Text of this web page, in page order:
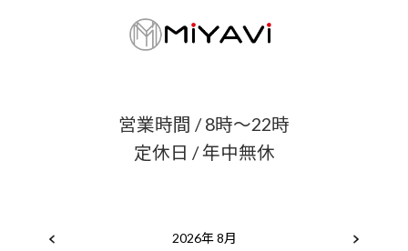
営業時間 / 8時〜22時
定休日 / 年中無休
2026年 8月